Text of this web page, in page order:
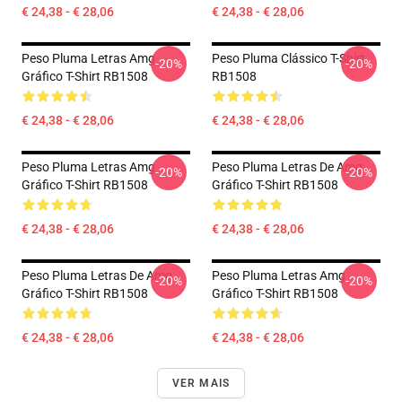
€ 24,38 - € 28,06 € 24,38 - € 28,06
Peso Pluma Letras Amg
Gráfico T-Shirt RB1508
€ 24,38 - € 28,06
-20%
Peso Pluma Clássico T-Shirt
RB1508
€ 24,38 - € 28,06
-20%
Peso Pluma Letras Amg
Gráfico T-Shirt RB1508
€ 24,38 - € 28,06
-20%
Peso Pluma Letras De Amg
Gráfico T-Shirt RB1508
€ 24,38 - € 28,06
-20%
Peso Pluma Letras De Amg
Gráfico T-Shirt RB1508
€ 24,38 - € 28,06
-20%
Peso Pluma Letras Amg
Gráfico T-Shirt RB1508
€ 24,38 - € 28,06
-20%
VER MAIS